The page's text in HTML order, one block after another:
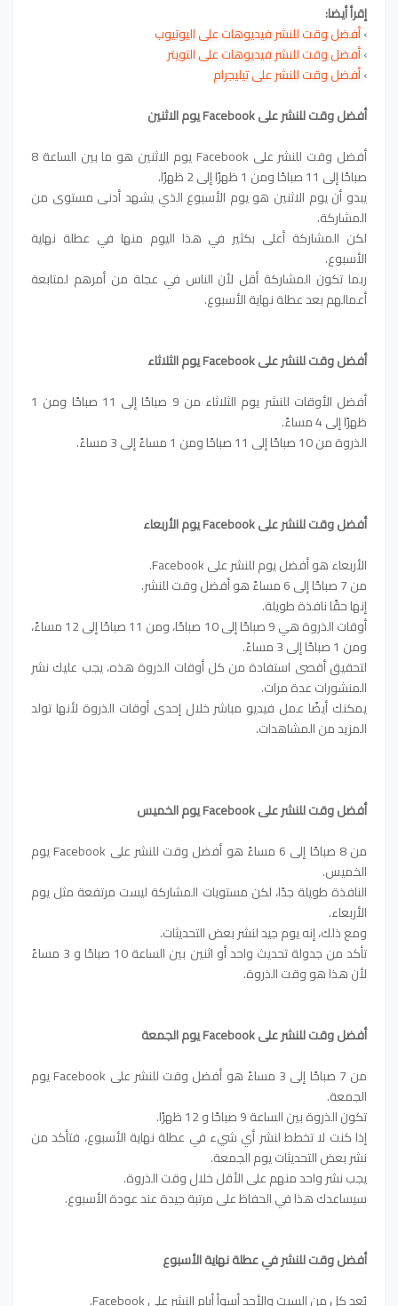
إقرأ أيضا:
›أفضل وقت للنشر فيديوهات علىاليوتيوب
›أفضل وقت للنشر فيديوهات على التويتر
›أفضل وقت للنشر على تيليجرام
أفضل وقت للنشر على Facebook يوم الاثنين
أفضل وقت للنشر على Facebook يوم الاثنين هو ما بين الساعة 8
صباحًا إلى 11 صباحًا ومن 1 ظهرًا إلى 2 ظهرًا.
يبدو أن يوم الاثنين هو يوم الأسبوع الذي يشهد أدنى مستوى من
المشاركة.
لكن المشاركة أعلى بكثير في هذا اليوم منها في عطلة نهاية
الأسبوع.
ربما تكون المشاركة أقل لأن الناس في عجلة من أمرهم لمتابعة
أعمالهم بعد عطلة نهاية الأسبوع.
أفضل وقت للنشر على Facebook يوم الثلاثاء
أفضل الأوقات للنشر يوم الثلاثاء من 9 صباحًا إلى 11 صباحًا ومن 1
ظهرًا إلى 4 مساءً.
الذروة من 10 صباحًا إلى 11 صباحًا ومن 1 مساءً إلى 3 مساءً.
أفضل وقت للنشر على Facebook يوم الأربعاء
الأربعاء هو أفضل يوم للنشر على Facebook.
من 7 صباحًا إلى 6 مساءً هو أفضل وقت للنشر.
إنها حقًا نافذة طويلة.
أوقات الذروة هي 9 صباحًا إلى 10 صباحًا، ومن 11 صباحًا إلى 12 مساءً،
ومن 1 صباحًا إلى 3 مساءً.
لتحقيق أقصى استفادة من كل أوقات الذروة هذه، يجب عليك نشر
المنشورات عدة مرات.
يمكنك أيضًا عمل فيديو مباشر خلال إحدى أوقات الذروة لأنها تولد
المزيد من المشاهدات.
أفضل وقت للنشر على Facebook يوم الخميس
من 8 صباحًا إلى 6 مساءً هو أفضل وقت للنشر على Facebook يوم
الخميس.
النافذة طويلة جدًا، لكن مستويات المشاركة ليست مرتفعة مثل يوم
الأربعاء.
ومع ذلك، إنه يوم جيد لنشر بعض التحديثات.
تأكد من جدولة تحديث واحد أو اثنين بين الساعة 10 صباحًا و 3 مساءً
لأن هذا هو وقت الذروة.
أفضل وقت للنشر على Facebook يوم الجمعة
من 7 صباحًا إلى 3 مساءً هو أفضل وقت للنشر على Facebook يوم
الجمعة.
تكون الذروة بين الساعة 9 صباحًا و 12 ظهرًا.
إذا كنت لا تخطط لنشر أي شيء في عطلة نهاية الأسبوع، فتأكد من
نشر بعض التحديثات يوم الجمعة.
يجب نشر واحد منهم على الأقل خلال وقت الذروة.
سيساعدك هذا في الحفاظ على مرتبة جيدة عند عودة الأسبوع.
أفضل وقت للنشر في عطلة نهاية الأسبوع
يُعد كل من السبت والأحد أسوأ أيام النشر على Facebook.